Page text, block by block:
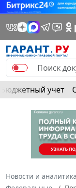
Бюджетный учет
Новости и аналитика